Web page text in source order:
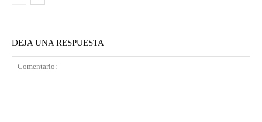
DEJA UNA RESPUESTA